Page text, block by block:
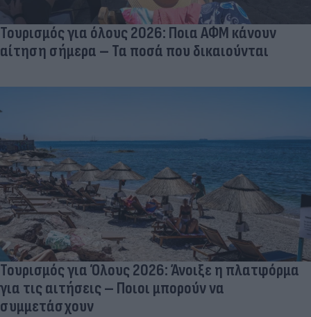
Τουρισμός για όλους 2026: Ποια ΑΦΜ κάνουν
αίτηση σήμερα – Τα ποσά που δικαιούνται
Τουρισμός για Όλους 2026: Άνοιξε η πλατφόρμα
για τις αιτήσεις – Ποιοι μπορούν να
συμμετάσχουν